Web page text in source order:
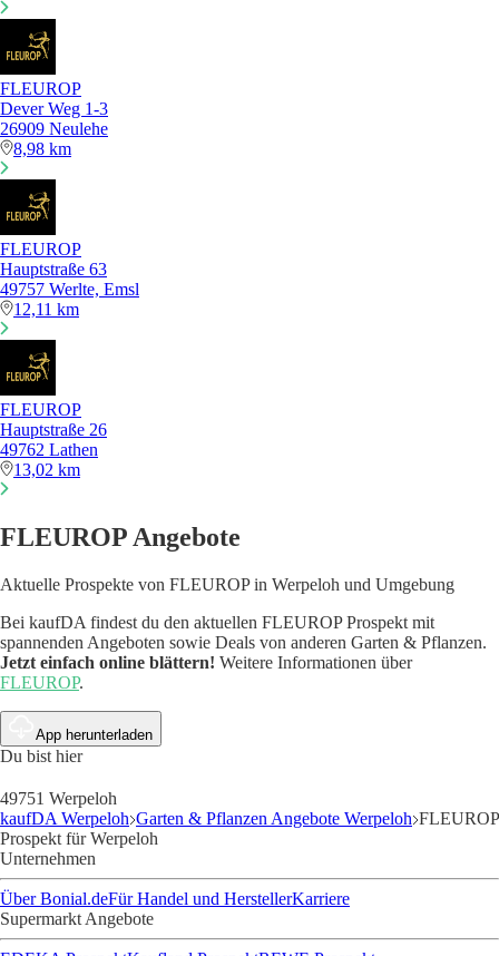
FLEUROP
Dever Weg 1-3
26909 Neulehe
8,98 km
FLEUROP
Hauptstraße 63
49757 Werlte, Emsl
12,11 km
FLEUROP
Hauptstraße 26
49762 Lathen
13,02 km
FLEUROP Angebote
Aktuelle Prospekte von FLEUROP in Werpeloh und Umgebung
Bei kaufDA findest du den aktuellen FLEUROP Prospekt mit
spannenden Angeboten sowie Deals von anderen Garten & Pflanzen.
Jetzt einfach online blättern! Weitere Informationen über
FLEUROP.
App herunterladen
Du bist hier
49751 Werpeloh
kaufDA Werpeloh Garten & Pflanzen Angebote Werpeloh FLEUROP
Prospekt für Werpeloh
Unternehmen
Über Bonial.deFür Handel und HerstellerKarriere
Supermarkt Angebote